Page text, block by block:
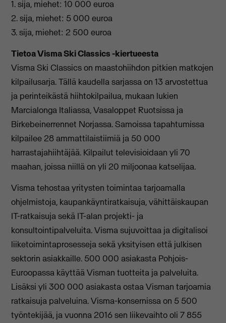
1. sija, miehet: 10 000 euroa
2. sija, miehet: 5 000 euroa
3. sija, miehet: 2 500 euroa
Tietoa Visma Ski Classics -kiertueesta
Visma Ski Classics on maastohiihdon pitkien matkojen
kilpailusarja. Tällä kaudella sarjassa on 13 arvostettua
ja perinteikästä hiihtokilpailua, mukaan lukien
Marcialonga Italiassa, Vasaloppet Ruotsissa ja
Birkebeinerrennet Norjassa. Samoissa tapahtumissa
kilpailee 28 ammattilaistiimiä ja 50 000
harrastajahiihtäjää. Kilpailut televisioidaan yli 70
maahan, joissa niillä on yli 20 miljoonaa katselijaa.
Visma tehostaa yritysten toimintaa tarjoamalla
ohjelmistoja, kaupankäyntiratkaisuja, vähittäiskaupan
IT-ratkaisuja sekä IT-alan projekti- ja
konsultointipalveluita. Visma sujuvoittaa ja digitalisoi
liiketoimintaprosesseja sekä yksityisen että julkisen
sektorin asiakkaille. 500 000 asiakasta Pohjois-
Euroopassa käyttää Visman tuotteita ja palveluita.
Lisäksi yli 300 000 asiakasta ostaa Visman tarjoamia
ratkaisuja palveluina. Visma-konsernissa on 5 500
työntekijää, ja vuonna 2016 sen liikevaihto oli 7 855